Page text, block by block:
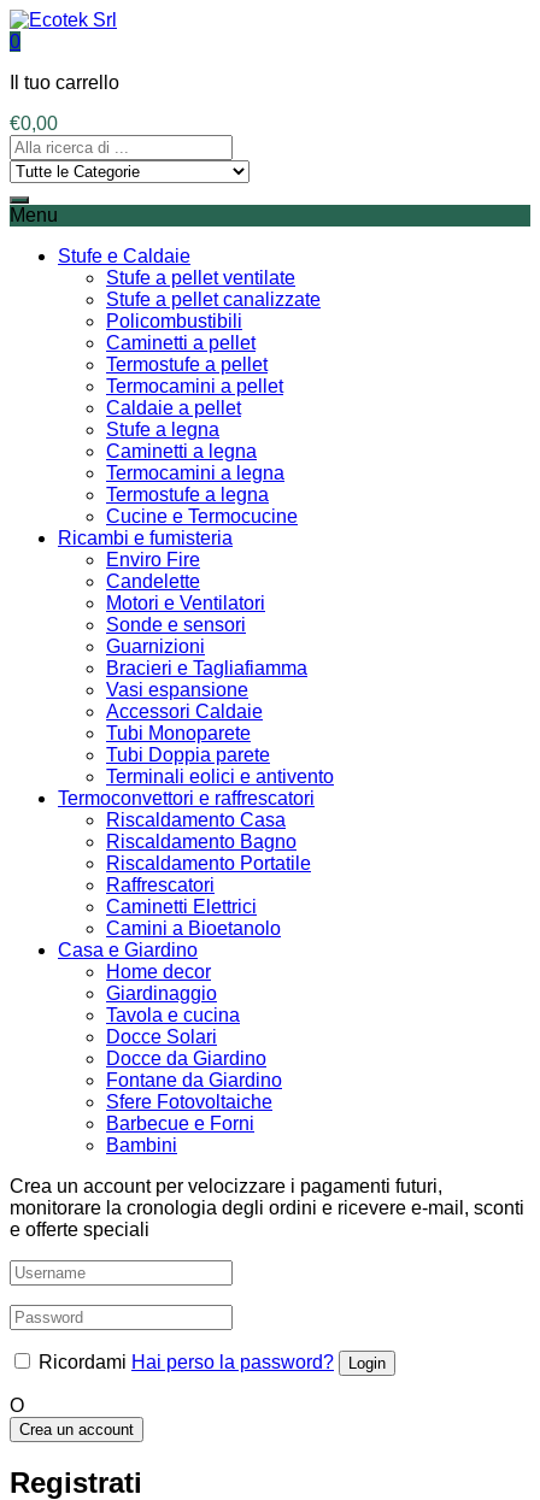
0
Il tuo carrello
€0,00
Menu
Stufe e Caldaie
Stufe a pellet ventilate
Stufe a pellet canalizzate
Policombustibili
Caminetti a pellet
Termostufe a pellet
Termocamini a pellet
Caldaie a pellet
Stufe a legna
Caminetti a legna
Termocamini a legna
Termostufe a legna
Cucine e Termocucine
Ricambi e fumisteria
Enviro Fire
Candelette
Motori e Ventilatori
Sonde e sensori
Guarnizioni
Bracieri e Tagliafiamma
Vasi espansione
Accessori Caldaie
Tubi Monoparete
Tubi Doppia parete
Terminali eolici e antivento
Termoconvettori e raffrescatori
Riscaldamento Casa
Riscaldamento Bagno
Riscaldamento Portatile
Raffrescatori
Caminetti Elettrici
Camini a Bioetanolo
Casa e Giardino
Home decor
Giardinaggio
Tavola e cucina
Docce Solari
Docce da Giardino
Fontane da Giardino
Sfere Fotovoltaiche
Barbecue e Forni
Bambini
Crea un account per velocizzare i pagamenti futuri,
monitorare la cronologia degli ordini e ricevere e-mail, sconti
e offerte speciali
Ricordami Hai perso la password?
O
Crea un account
Registrati